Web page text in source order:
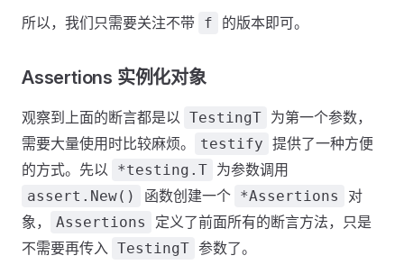
所以，我们只需要关注不带 f 的版本即可。
Assertions 实例化对象
观察到上面的断言都是以 TestingT 为第一个参数，
需要大量使用时比较麻烦。
testify 提供了一种方便
的方式。先以
*testing.T 为参数调用
assert.New() 函数创建一个 *Assertions
对
象，
Assertions
定义了前面所有的断言方法，只是
不需要再传入 TestingT 参数了。